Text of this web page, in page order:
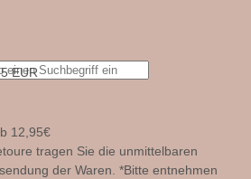
EUR
12,95€
tragen Sie die unmittelbaren
der Waren. *Bitte entnehmen